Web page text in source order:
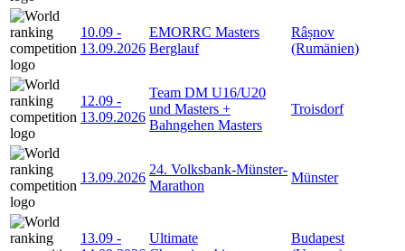
10.09 -
13.09.2026
EMORRC Masters
Berglauf
Râșnov
(Rumänien)
12.09 -
13.09.2026
Team DM U16/U20
und Masters +
Bahngehen Masters
Troisdorf
13.09.2026
24. Volksbank-Münster-
Marathon
Münster
13.09 -
Ultimate
Budapest